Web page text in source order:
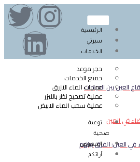
الرئيسية
سيرتي
الخدمات
حجز موعد
جميع الخدمات
عمليات الماء الازرق
عملية تصحيح نظر بالليزر
عملية سحب الماء الابيض
توعية
صحية
المعرض
آرائكم
العين بين العيادات
في العين: الفرق بينهم